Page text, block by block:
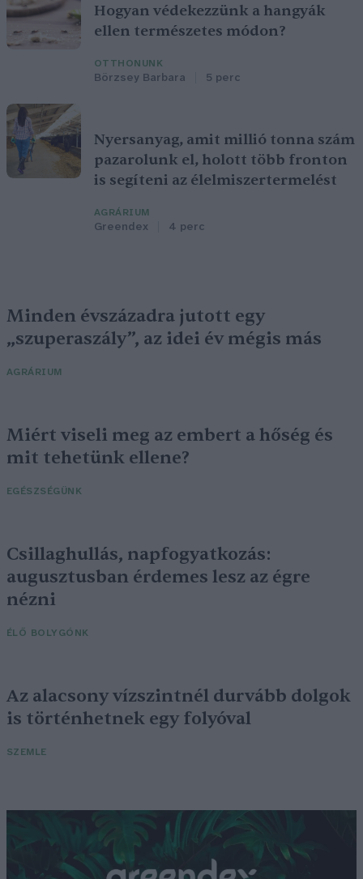
Hogyan védekezzünk a hangyák
ellen természetes módon?
OTTHONUNK
Börzsey Barbara 5 perc
Nyersanyag, amit millió tonna szám
pazarolunk el, holott több fronton
is segíteni az élelmiszertermelést
AGRÁRIUM
Greendex 4 perc
Minden évszázadra jutott egy
„szuperaszály”, az idei év mégis más
AGRÁRIUM
Miért viseli meg az embert a hőség és
mit tehetünk ellene?
EGÉSZSÉGÜNK
Csillaghullás, napfogyatkozás:
augusztusban érdemes lesz az égre
nézni
ÉLŐ BOLYGÓNK
Az alacsony vízszintnél durvább dolgok
is történhetnek egy folyóval
SZEMLE